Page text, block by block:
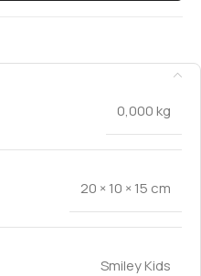
0,000 kg
20 × 10 × 15 cm
Smiley Kids